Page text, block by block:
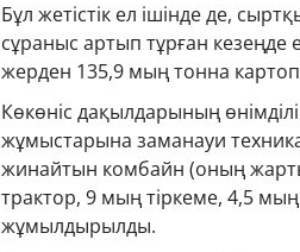
Бұл жетістік ел ішінде де,
сұраныс артып тұрған
жерден 135,9 мың тонна картоп
Көкөніс дақылдарының
жұмыстарына заманауи
жинайтын комбайн (оның
трактор, 9 мың тіркеме, 4,5
жұмылдырылды.